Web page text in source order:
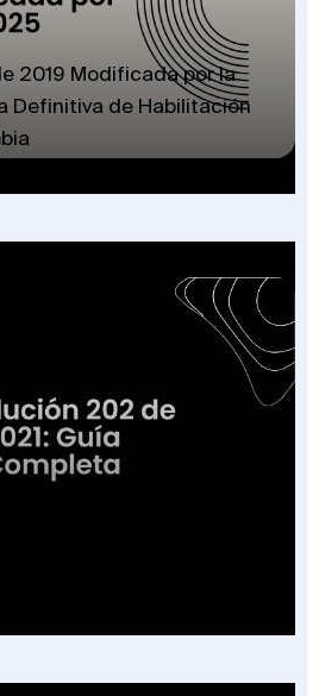
2019 Modificada por la
Definitiva de Habilitación
2021: Guía Completa para